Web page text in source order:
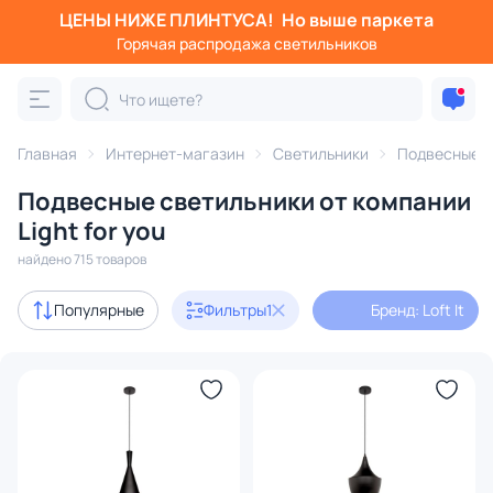
ЦЕНЫ НИЖЕ ПЛИНТУСА! Но выше паркета
Горячая распродажа светильников
Главная Интернет-магазин Светильники Подвесные
Подвесные светильники от компании
Light for you
найдено 715 товаров
Популярные Фильтры1 Бренд: Loft It
Фильтры
Категория: Подвесные светильники
шары подвесы одиночные светодиодные
Акции 189
с 3D-моделями